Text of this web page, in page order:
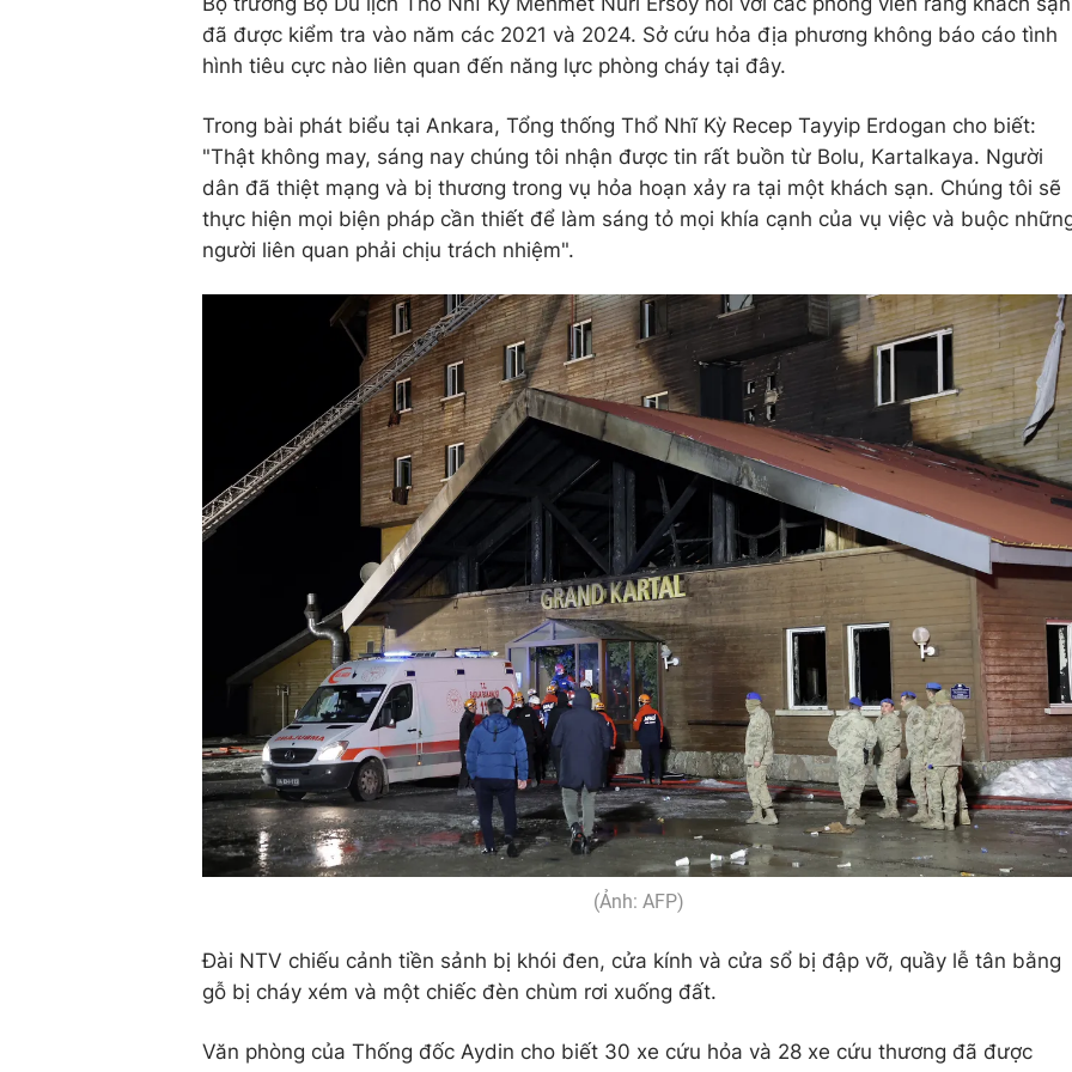
đã được kiểm tra vào năm các 2021 và 2024. Sở cứu hỏa địa phương không báo cáo tình
hình tiêu cực nào liên quan đến năng lực phòng cháy tại đây.
Trong bài phát biểu tại Ankara, Tổng thống Thổ Nhĩ Kỳ Recep Tayyip Erdogan cho biết:
"Thật không may, sáng nay chúng tôi nhận được tin rất buồn từ Bolu, Kartalkaya. Người
dân đã thiệt mạng và bị thương trong vụ hỏa hoạn xảy ra tại một khách sạn. Chúng tôi sẽ
thực hiện mọi biện pháp cần thiết để làm sáng tỏ mọi khía cạnh của vụ việc và buộc
người liên quan phải chịu trách nhiệm".
(Ảnh: AFP)
Đài NTV chiếu cảnh tiền sảnh bị khói đen, cửa kính và cửa sổ bị đập vỡ, quầy lễ tân bằng
gỗ bị cháy xém và một chiếc đèn chùm rơi xuống đất.
Văn phòng của Thống đốc Aydin cho biết 30 xe cứu hỏa và 28 xe cứu thương đã được